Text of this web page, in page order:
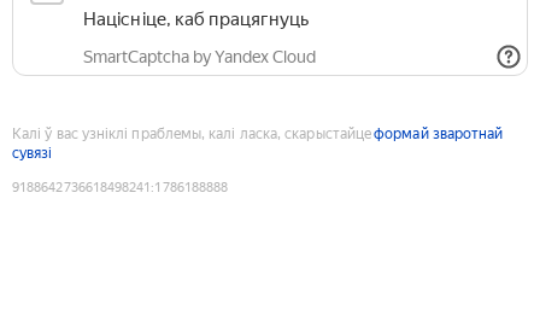
Націсніце, каб працягнуць
SmartCaptcha by Yandex Cloud
Калі ў вас узніклі праблемы, калі ласка, скарыстайцеформай зваротнай
сувязі
9188642736618498241 :1786188888